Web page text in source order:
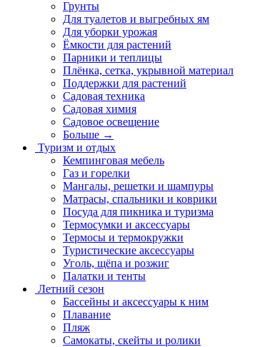
Грунты
Для туалетов и выгребных ям
Для уборки урожая
Ёмкости для растений
Парники и теплицы
Плёнка, сетка, укрывной материал
Поддержки для растений
Садовая техника
Садовая химия
Садовое освещение
Больше →
Туризм и отдых
Кемпинговая мебель
Газ и горелки
Мангалы, решетки и шампуры
Матрасы, cпальники и коврики
Посуда для пикника и туризма
Термосумки и аксессуары
Термосы и термокружки
Туристические аксессуары
Уголь, щёпа и розжиг
Палатки и тенты
Летний сезон
Бассейны и аксессуары к ним
Плавание
Пляж
Самокаты, скейты и ролики